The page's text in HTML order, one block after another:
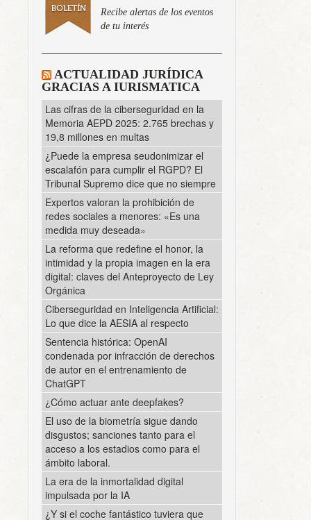
Recibe alertas de los eventos
de tu interés
ACTUALIDAD JURÍDICA
GRACIAS A IURISMATICA
Las cifras de la ciberseguridad en la
Memoria AEPD 2025: 2.765 brechas y
19,8 millones en multas
¿Puede la empresa seudonimizar el
escalafón para cumplir el RGPD? El
Tribunal Supremo dice que no siempre
Expertos valoran la prohibición de
redes sociales a menores: «Es una
medida muy deseada»
La reforma que redefine el honor, la
intimidad y la propia imagen en la era
digital: claves del Anteproyecto de Ley
Orgánica
Ciberseguridad en Inteligencia Artificial:
Lo que dice la AESIA al respecto
Sentencia histórica: OpenAI
condenada por infracción de derechos
de autor en el entrenamiento de
ChatGPT
¿Cómo actuar ante deepfakes?
El uso de la biometría sigue dando
disgustos; sanciones tanto para el
acceso a los estadios como para el
ámbito laboral.
La era de la inmortalidad digital
impulsada por la IA
¿Y si el coche fantástico tuviera que